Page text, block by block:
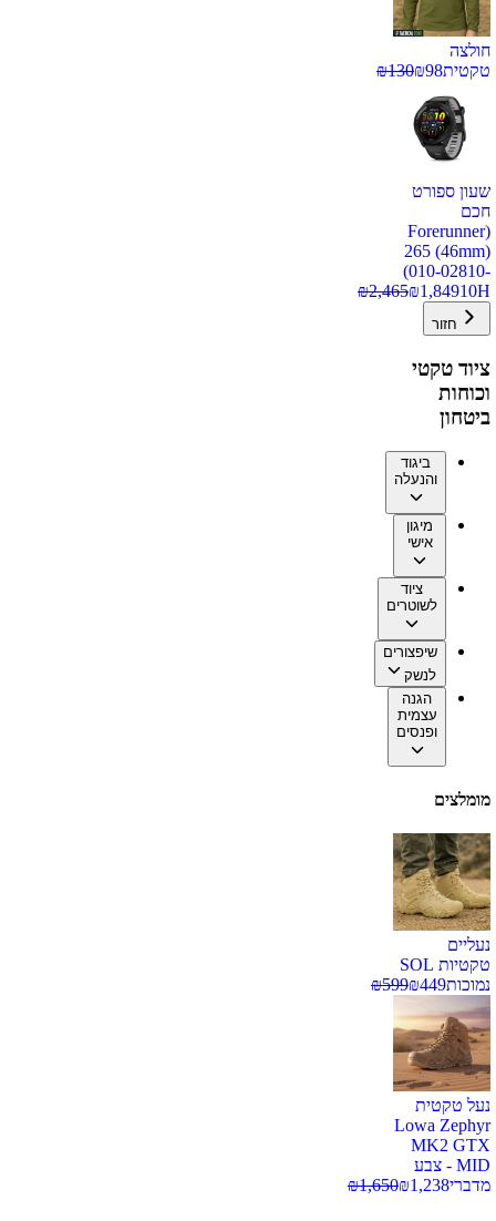
חולצה
טקטית
₪98
₪130
שעון ספורט
חכם
(Forerunner
265 (46mm)
(010-02810-
10H
₪1,849
₪2,465
חזור
ציוד טקטי
וכוחות
ביטחון
ביגוד
והנעלה
מיגון
אישי
ציוד
לשוטרים
שיפצורים
לנשק
הגנה
עצמית
ופנסים
מומלצים
נעליים
טקטיות SOL
נמוכות
₪449
₪599
נעל טקטית
Lowa Zephyr
MK2 GTX
MID - צבע
מדברי
₪1,238
₪1,650